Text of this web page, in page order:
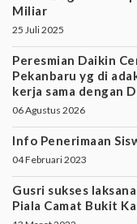
Miliar
25 Juli 2025
Peresmian Daikin
Pekanbaru yg di
kerja sama dengan
06 Agustus 2026
Info Penerimaan
04 Februari 2023
Gusri sukses
Piala Camat Bukit